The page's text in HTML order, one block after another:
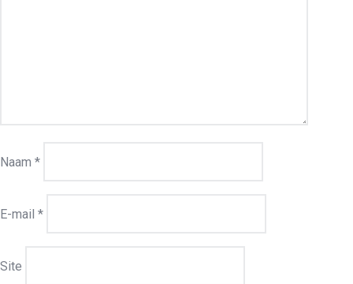
Naam *
E-mail *
Site